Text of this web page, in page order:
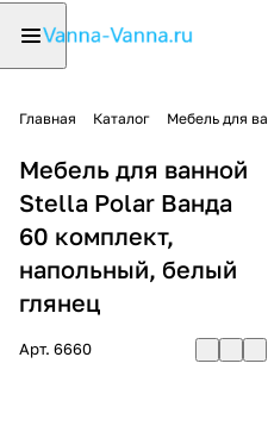
Главная Каталог Мебель для
Мебель для ванной
Stella Polar Ванда
60 комплект,
напольный, белый
глянец
Арт. 6660